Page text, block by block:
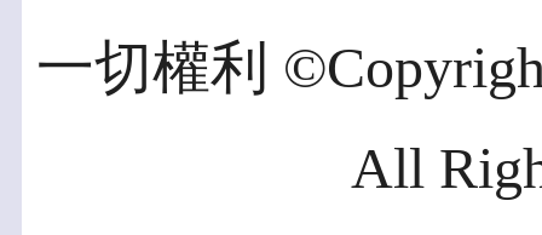
一切權利
All